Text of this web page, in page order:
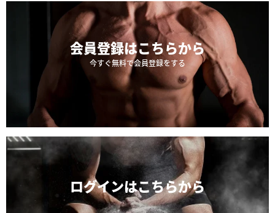
会員登録はこちらから
今すぐ無料で会員登録をする
ログインはこちらから